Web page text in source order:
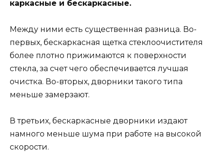
каркасные и бескаркасные.
Между ними есть существенная разница. Во-
первых, бескаркасная щетка стеклоочистителя
более плотно прижимаются к поверхности
стекла, за счет чего обеспечивается лучшая
очистка. Во-вторых, дворники такого типа
меньше замерзают.
В третьих, бескаркасные дворники издают
намного меньше шума при работе на высокой
скорости.